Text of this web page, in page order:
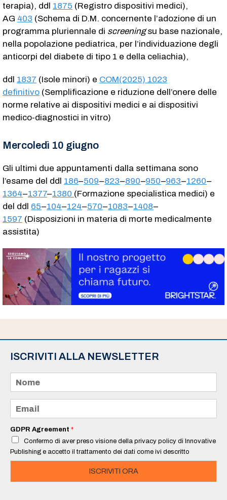
terapia), ddl 1875 (Registro dispositivi medici),
AG 403 (Schema di D.M. concernente l’adozione di un
programma pluriennale di screeningsu base nazionale,
nella popolazione pediatrica, per l’individuazione degli
anticorpi del diabete di tipo 1 e della celiachia),
ddl 1837 (Isole minori) e COM(2025) 1023
definitivo (Semplificazione e riduzione dell’onere delle
norme relative ai dispositivi medici e ai dispositivi
medico-diagnostici in vitro)
Mercoledì 10 giugno
Gli ultimi due appuntamenti dalla settimana sono
l’esame del ddl 186–509–823–890–950–963–1260–
1364–1377–1380 (Formazione specialistica medici) e
del ddl 65–104–124–570–1083–1408–
1597 (Disposizioni in materia di morte medicalmente
assistita)
ISCRIVITI ALLA NEWSLETTER
m
e
a
i
*
GDPR Agreement *
Confermo di aver preso visione della privacy policy di Innovative
Publishing e accetto il trattamento dei dati come ivi descritto
ISCRIVITI ORA